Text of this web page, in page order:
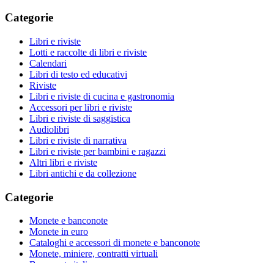
Categorie
Libri e riviste
Lotti e raccolte di libri e riviste
Calendari
Libri di testo ed educativi
Riviste
Libri e riviste di cucina e gastronomia
Accessori per libri e riviste
Libri e riviste di saggistica
Audiolibri
Libri e riviste di narrativa
Libri e riviste per bambini e ragazzi
Altri libri e riviste
Libri antichi e da collezione
Categorie
Monete e banconote
Monete in euro
Cataloghi e accessori di monete e banconote
Monete, miniere, contratti virtuali